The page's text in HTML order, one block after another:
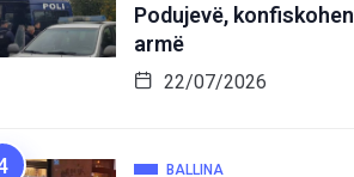
Podujevë, konfiskohen
armë
22/07/2026
BALLINA